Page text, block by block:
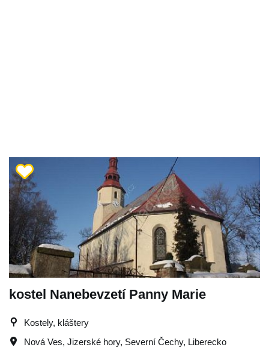
kostel Nanebevzetí Panny Marie
Kostely, kláštery
Nová Ves, Jizerské hory, Severní Čechy, Liberecko